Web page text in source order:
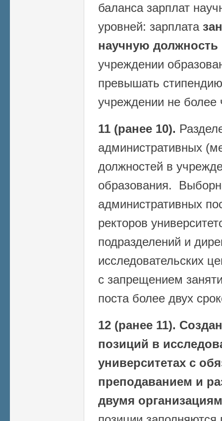
баланса зарплат
уровней: зарплата
научную должность
учреждении
превышать
учреждении не
11 (ранее 10).
административных
должностей в
образования.
административных
ректоров
подразделений и
исследовательских
с запрещением
поста более двух
12 (ранее 11).
позиций в
университетах с
преподаванием и
двумя